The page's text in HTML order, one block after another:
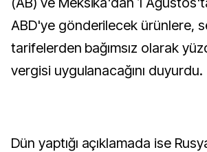
ABD'ye gönderilecek ürünlere,
tarifelerden bağımsız olarak
vergisi uygulanacağını duyurdu.
Dün yaptığı açıklamada ise